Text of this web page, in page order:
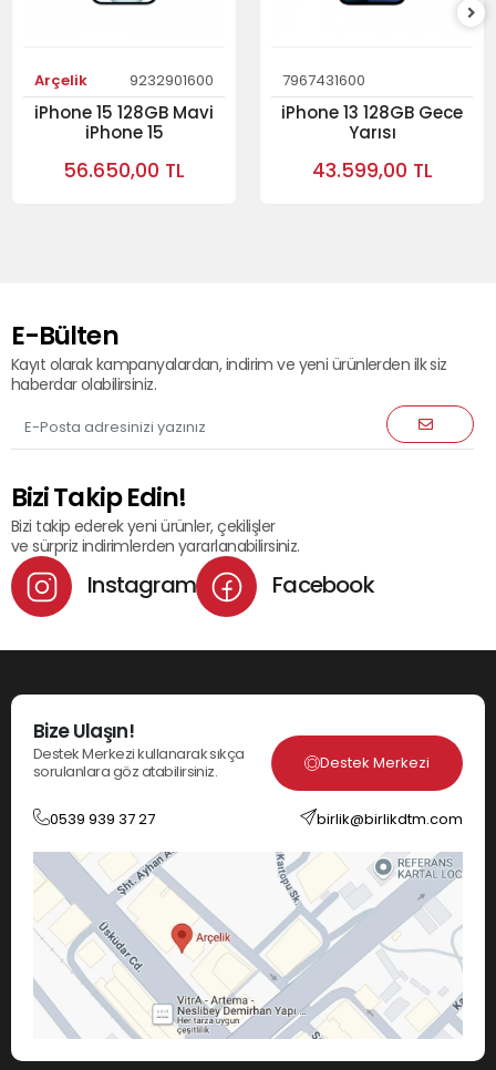
Arçelik 9232901600
iPhone 15 128GB Mavi
iPhone 15
56.650,00 TL
7967431600
iPhone 13 128GB Gece
Yarısı
43.599,00 TL
E-Bülten
Kayıt olarak kampanyalardan, indirim ve yeni ürünlerden ilk siz
haberdar olabilirsiniz.
Bizi Takip Edin!
Bizi takip ederek yeni ürünler, çekilişler
ve sürpriz indirimlerden yararlanabilirsiniz.
Instagram Facebook
Bize Ulaşın!
Destek Merkezi kullanarak sıkça
sorulanlara göz atabilirsiniz.
Destek Merkezi
0539 939 37 27 birlik@birlikdtm.com